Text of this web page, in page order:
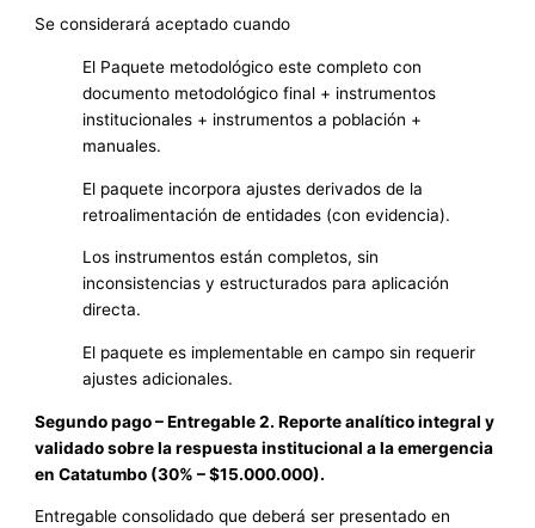
Se considerará aceptado cuando
El Paquete metodológico este completo con
documento metodológico final + instrumentos
institucionales + instrumentos a población +
manuales.
El paquete incorpora ajustes derivados de la
retroalimentación de entidades (con evidencia).
Los instrumentos están completos, sin
inconsistencias y estructurados para aplicación
directa.
El paquete es implementable en campo sin requerir
ajustes adicionales.
Segundo pago – Entregable 2. Reporte analítico integral y
validado sobre la respuesta institucional a la emergencia
en Catatumbo (30% – $15.000.000).
Entregable consolidado que deberá ser presentado en